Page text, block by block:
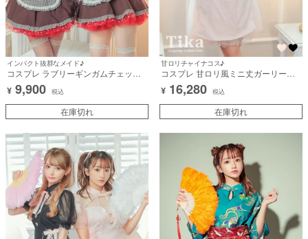
インパクト抜群なメイド♪
コスプレ ラブリーギンガムチェック
リボンランジェリー風へそ出しフレア
スカートメイド [4点セット] (ジャケッ
ト/ブラ/スカート/カチューシャ)【ハ
ロウィン】[tk-hw898825a]
¥ 9,900 税込
在庫切れ
甘ロリチャイナコス♪
コスプレ 甘ロリ風ミニ丈ガーリー体
型カバーフレアスカートチャイナ服
[6点セット] (ワンピース/首元リボン/
肩リボン2つ/ウエストリボン2つ)【ハ
ロウィン】[tk-hw6557b]
¥ 16,280 税込
在庫切れ